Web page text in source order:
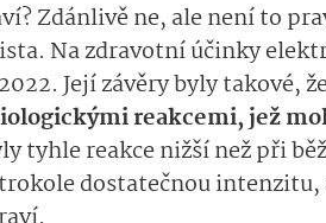
Zdánlivě ne, ale není to
Na zdravotní účinky
Její závěry byly takové,
reakcemi, jež
tyhle reakce nižší než při
dostatečnou